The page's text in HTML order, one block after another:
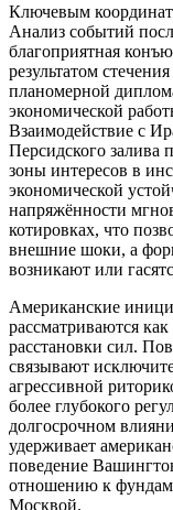
Ключевым
Анализ событий
благоприятная
результатом
планомерной
экономической
Взаимодействие с
Персидского залива
зоны интересов в
экономической
напряжённости
котировках, что
внешние шоки, а
возникают или
Американские
рассматриваются
расстановки сил.
связывают
агрессивной
более глубокого
долгосрочном
удерживает
поведение
отношению к
Москвой.